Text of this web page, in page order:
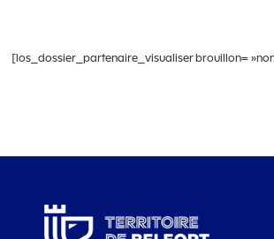
Dossier partenaire
[los_dossier_partenaire_visualiser brouillon=